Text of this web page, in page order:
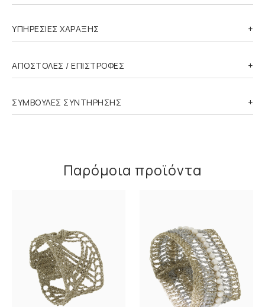
ΥΠΗΡΕΣΙΕΣ ΧΑΡΑΞΗΣ
ΑΠΟΣΤΟΛΕΣ / ΕΠΙΣΤΡΟΦΕΣ
ΣΥΜΒΟΥΛΕΣ ΣΥΝΤΗΡΗΣΗΣ
Παρόμοια προϊόντα